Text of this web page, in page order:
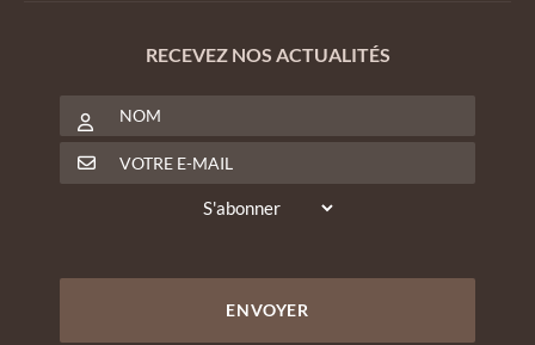
RECEVEZ NOS ACTUALITÉS